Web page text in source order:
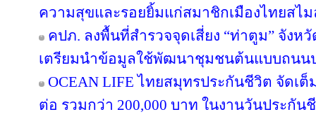
ความสุขและรอยยิ้มแก่สมาชิกเมืองไทยสไ
คปภ. ลงพื้นที่สำรวจจุดเสี่ยง “ท่าตูม” จังห
เตรียมนำข้อมูลใช้พัฒนาชุมชนต้นแบบถนน
OCEAN LIFE ไทยสมุทรประกันชีวิต จัดเ
ต่อ รวมกว่า 200,000 บาท ในงานวันประกัน